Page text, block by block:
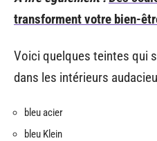
transforment votre bien-
Voici quelques teintes qui
dans les intérieurs
bleu acier
bleu Klein